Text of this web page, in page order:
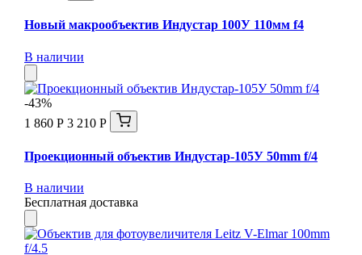
Новый макрообъектив Индустар 100У 110мм f4
В наличии
-43%
1 860 Р 3 210 Р
Проекционный объектив Индустар-105У 50mm f/4
В наличии
Бесплатная доставка